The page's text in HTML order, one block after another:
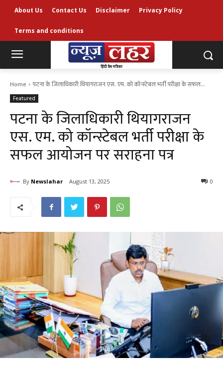
About Us Contact Us Disclaimer Privacy Policy
Terms and conditions
Home पटना के जिलाधिकारी थियागराजन एस. एम. को कॉन्स्टेबल भर्ती परीक्षा के सफल...
Featured
पटना के जिलाधिकारी थियागराजन
एस. एम. को कॉन्स्टेबल भर्ती परीक्षा के
सफल आयोजन पर सराहना पत्र
By Newslahar August 13, 2025 0